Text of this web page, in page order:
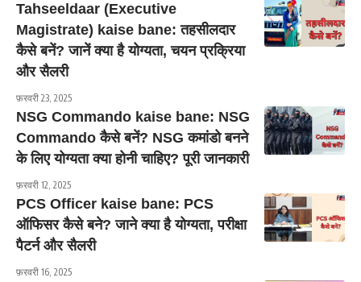
Tahseeldaar (Executive
Magistrate) kaise bane: तहसीलदार
कैसे बनें? जानें क्या है योग्यता, चयन प्रक्रिया
और सैलरी
फ़रवरी 23, 2025
NSG Commando kaise bane: NSG
Commando कैसे बनें? NSG कमांडो बनने
के लिए योग्यता क्या होनी चाहिए? पूरी जानकारी
फ़रवरी 12, 2025
PCS Officer kaise bane: PCS
ऑफिसर कैसे बने? जाने क्या है योग्यता, परीक्षा
पैटर्न और सैलरी
फ़रवरी 16, 2025